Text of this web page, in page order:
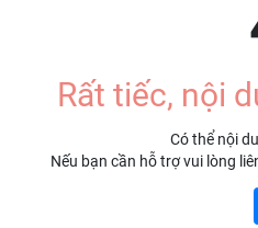
Rất tiếc, nội
Có thể nội
Nếu bạn cần hỗ trợ vui lòng